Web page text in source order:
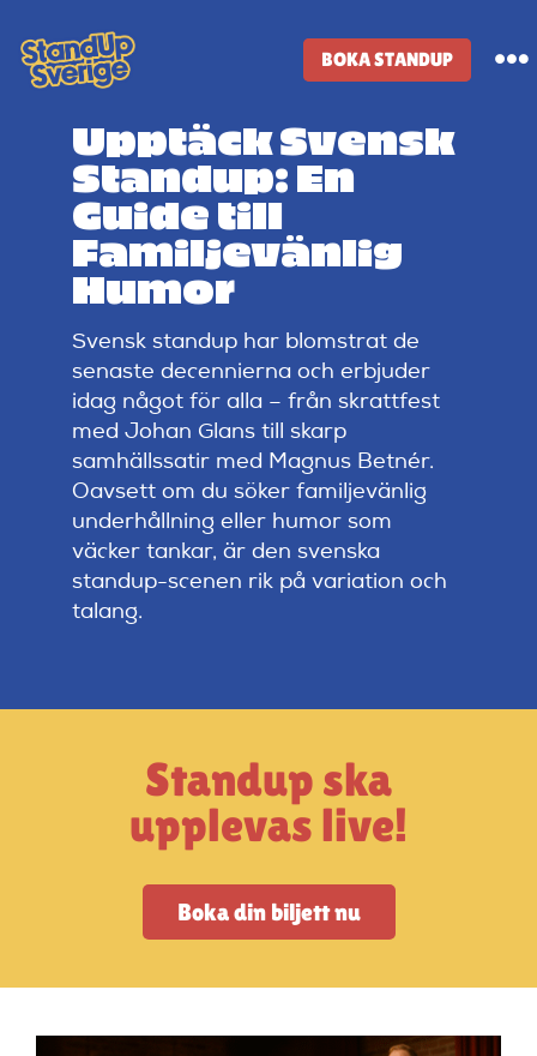
to
content
BOKA STANDUP
Standup-butik
Komiker
Lineup
Tidigare lineup
Klubbar
Artiklar
StandUpSverige PODDEN
Om oss
Kontakta oss
Mitt konto
Upptäck Svensk
Standup: En
Guide till
Familjevänlig
Humor
Svensk standup har blomstrat de
senaste decennierna och erbjuder
idag något för alla – från skrattfest
med Johan Glans till skarp
samhällssatir med Magnus Betnér.
Oavsett om du söker familjevänlig
underhållning eller humor som
väcker tankar, är den svenska
standup-scenen rik på variation och
talang.
Standup ska
upplevas live!
Boka din biljett nu